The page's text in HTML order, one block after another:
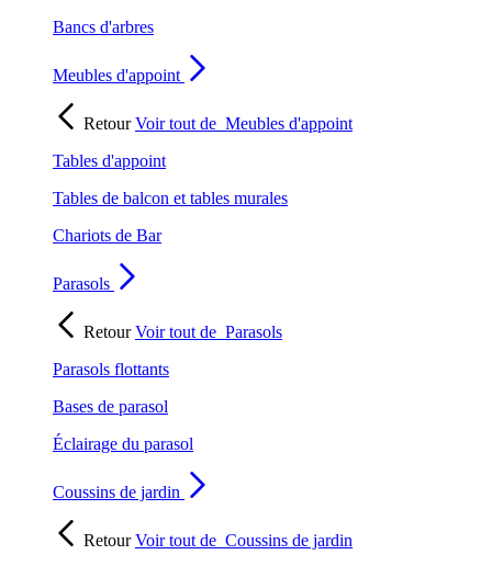
Bancs d'arbres
Meubles d'appoint
RetourVoir tout de Meubles d'appoint
Tables d'appoint
Tables de balcon et tables murales
Chariots de Bar
Parasols
RetourVoir tout de Parasols
Parasols flottants
Bases de parasol
Éclairage du parasol
Coussins de jardin
RetourVoir tout de Coussins de jardin